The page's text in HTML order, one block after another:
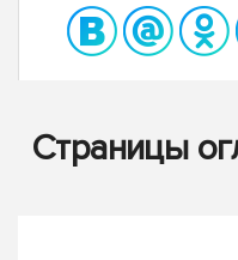
Страницы